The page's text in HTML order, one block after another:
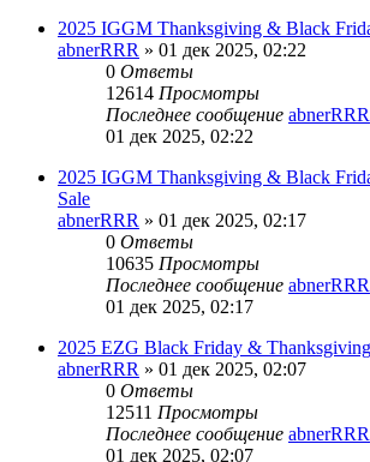
2025 IGGM Thanksgiving & Black
abnerRRR » 01 дек 2025, 02:22
0 Ответы
12614 Просмотры
Последнее сообщение abnerRRR
01 дек 2025, 02:22
2025 IGGM Thanksgiving & Black
Sale
abnerRRR » 01 дек 2025, 02:17
0 Ответы
10635 Просмотры
Последнее сообщение abnerRRR
01 дек 2025, 02:17
2025 EZG Black Friday &
abnerRRR » 01 дек 2025, 02:07
0 Ответы
12511 Просмотры
Последнее сообщение abnerRRR
01 дек 2025, 02:07